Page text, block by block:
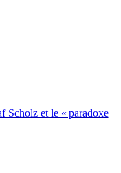
Scholz et le « paradoxe